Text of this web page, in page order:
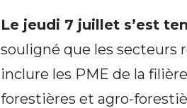
Le jeudi 7 juillet s’est
souligné que les secteurs
inclure les PME de la
forestières et agro-